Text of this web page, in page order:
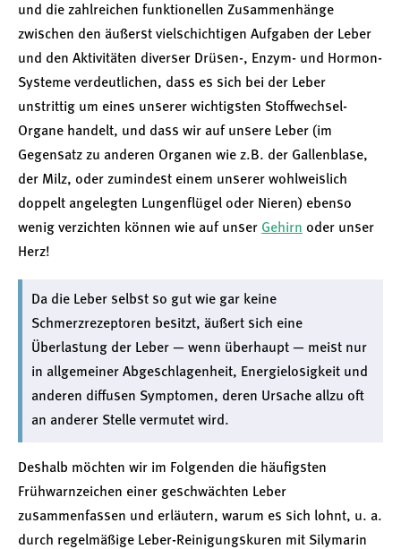
und die zahlreichen funktionellen Zusammenhänge
zwischen den äußerst vielschichtigen Aufgaben der Leber
und den Aktivitäten diverser Drüsen-, Enzym- und Hormon-
Systeme verdeutlichen, dass es sich bei der Leber
unstrittig um eines unserer wichtigsten Stoffwechsel-
Organe handelt, und dass wir auf unsere Leber (im
Gegensatz zu anderen Organen wie z.B. der Gallenblase,
der Milz, oder zumindest einem unserer wohlweislich
doppelt angelegten Lungenflügel oder Nieren) ebenso
wenig verzichten können wie auf unser Gehirn oder unser
Herz!
Da die Leber selbst so gut wie gar keine
Schmerzrezeptoren besitzt, äußert sich eine
Überlastung der Leber — wenn überhaupt — meist nur
in allgemeiner Abgeschlagenheit, Energielosigkeit und
anderen diffusen Symptomen, deren Ursache allzu oft
an anderer Stelle vermutet wird.
Deshalb möchten wir im Folgenden die häufigsten
Frühwarnzeichen einer geschwächten Leber
zusammenfassen und erläutern, warum es sich lohnt, u. a.
durch regelmäßige Leber-Reinigungskuren mit Silymarin